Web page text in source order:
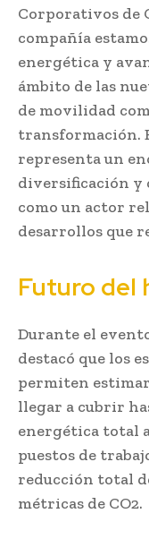
Corporativos de
compañía
energética y
ámbito de las
de movilidad
transformación.
representa un
diversificación y
como un actor
desarrollos que
Futuro del
Durante el
destacó que los
permiten
llegar a cubrir
energética total
puestos de
reducción total
métricas de CO2.